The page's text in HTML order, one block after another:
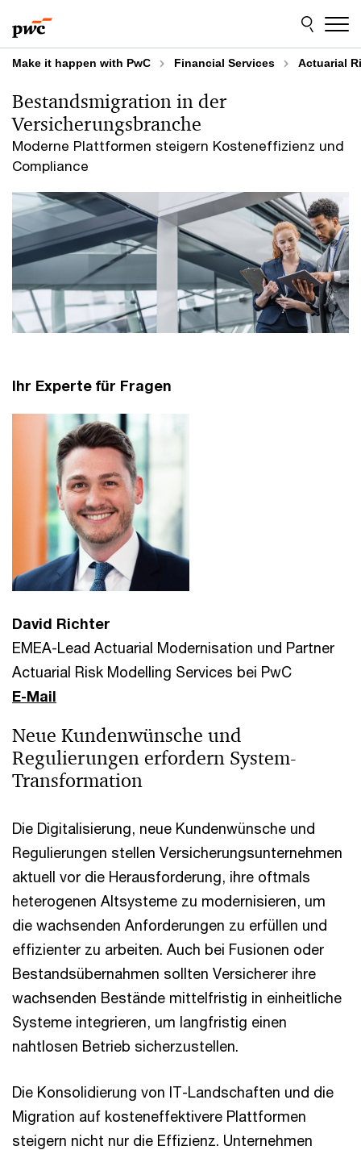
to
content
to
footer
Make it happen with PwC Financial Services Actuarial
Moderne Plattformen steigern Kosteneffizienz und
Compliance
Bestandsmigration in der
Versicherungsbranche
Ihr Experte für Fragen
David Richter
EMEA-Lead Actuarial Modernisation und Partner
Actuarial Risk Modelling Services bei PwC
E-Mail
Neue Kundenwünsche und
Regulierungen erfordern System-
Transformation
Die Digitalisierung, neue Kundenwünsche und
Regulierungen stellen Versicherungsunternehmen
aktuell vor die Herausforderung, ihre oftmals
heterogenen Altsysteme zu modernisieren, um
die wachsenden Anforderungen zu erfüllen und
effizienter zu arbeiten. Auch bei Fusionen oder
Bestandsübernahmen sollten Versicherer ihre
wachsenden Bestände mittelfristig in einheitliche
Systeme integrieren, um langfristig einen
nahtlosen Betrieb sicherzustellen.
Die Konsolidierung von IT-Landschaften und die
Migration auf kosteneffektivere Plattformen
steigern nicht nur die Effizienz. Unternehmen